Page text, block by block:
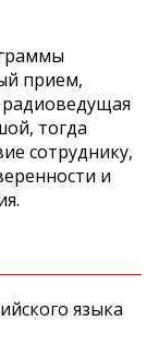
прием,
тогда
сотруднику,
и
языка